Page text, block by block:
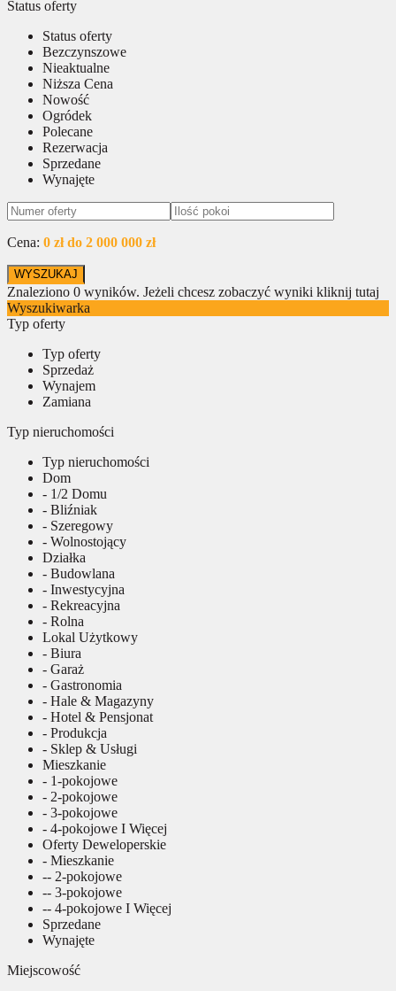
Status oferty
Status oferty
Bezczynszowe
Nieaktualne
Niższa Cena
Nowość
Ogródek
Polecane
Rezerwacja
Sprzedane
Wynajęte
Cena: 0 zł do 2 000 000 zł
Znaleziono 0 wyników. Jeżeli chcesz zobaczyć wyniki kliknij tutaj
Wyszukiwarka
Typ oferty
Typ oferty
Sprzedaż
Wynajem
Zamiana
Typ nieruchomości
Typ nieruchomości
Dom
- 1/2 Domu
- Bliźniak
- Szeregowy
- Wolnostojący
Działka
- Budowlana
- Inwestycyjna
- Rekreacyjna
- Rolna
Lokal Użytkowy
- Biura
- Garaż
- Gastronomia
- Hale & Magazyny
- Hotel & Pensjonat
- Produkcja
- Sklep & Usługi
Mieszkanie
- 1-pokojowe
- 2-pokojowe
- 3-pokojowe
- 4-pokojowe I Więcej
Oferty Deweloperskie
- Mieszkanie
-- 2-pokojowe
-- 3-pokojowe
-- 4-pokojowe I Więcej
Sprzedane
Wynajęte
Miejscowość